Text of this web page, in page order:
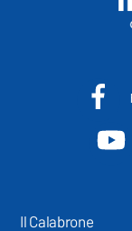
Il Calabrone